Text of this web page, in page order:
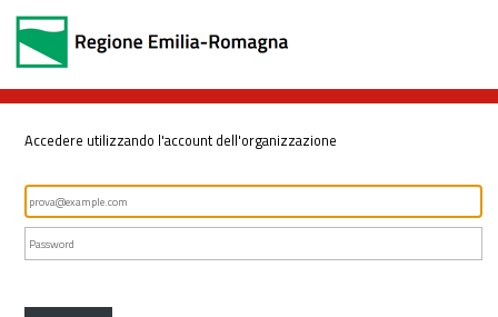
Accedere utilizzando l'account dell'organizzazione